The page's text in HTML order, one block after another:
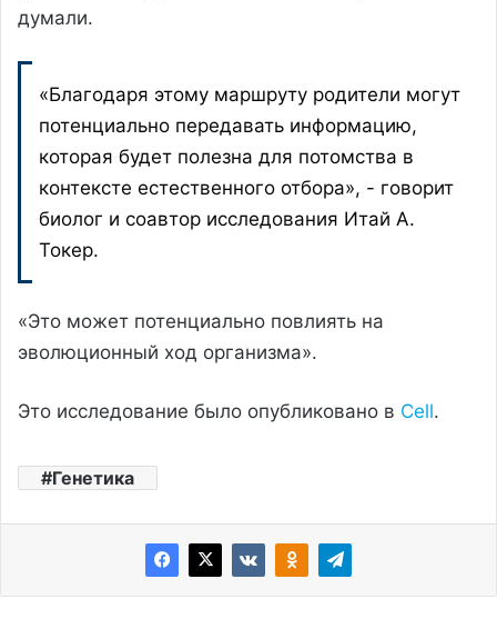
думали.
«Благодаря этому маршруту родители могут
потенциально передавать информацию,
которая будет полезна для потомства в
контексте естественного отбора», - говорит
биолог и соавтор исследования Итай А.
Токер.
«Это может потенциально повлиять на
эволюционный ход организма».
Это исследование было опубликовано в Cell.
Генетика